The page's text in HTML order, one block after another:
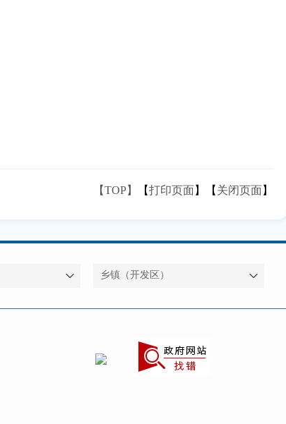
【TOP】 【打印页面】【 关闭页面】
乡镇（开发区）